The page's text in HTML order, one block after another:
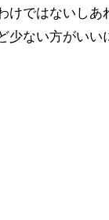
けではないしあ
少ない方がいい